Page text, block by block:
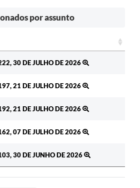
por assunto
30 DE JULHO DE 2026
21 DE JULHO DE 2026
21 DE JULHO DE 2026
07 DE JULHO DE 2026
30 DE JUNHO DE 2026